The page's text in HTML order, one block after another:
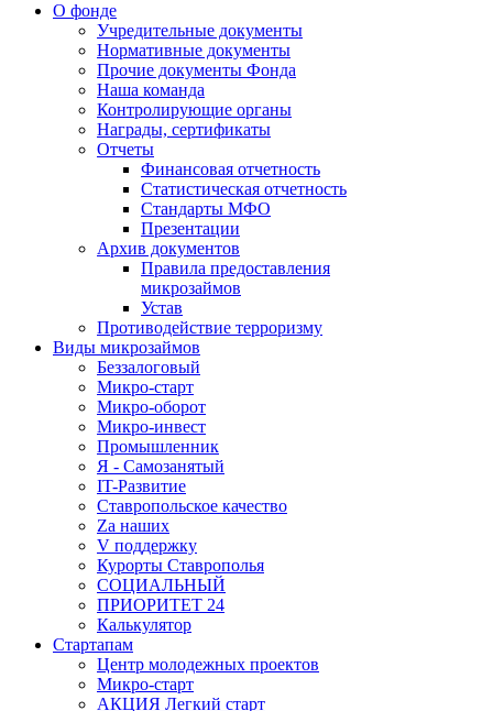
О фонде
Учредительные документы
Нормативные документы
Прочие документы Фонда
Наша команда
Контролирующие органы
Награды, сертификаты
Отчеты
Финансовая отчетность
Статистическая отчетность
Стандарты МФО
Презентации
Архив документов
Правила предоставления
микрозаймов
Устав
Противодействие терроризму
Виды микрозаймов
Беззалоговый
Микро-старт
Микро-оборот
Микро-инвест
Промышленник
Я - Самозанятый
IT-Развитие
Ставропольское качество
Za наших
V поддержку
Курорты Ставрополья
СОЦИАЛЬНЫЙ
ПРИОРИТЕТ 24
Калькулятор
Стартапам
Центр молодежных проектов
Микро-старт
АКЦИЯ Легкий старт